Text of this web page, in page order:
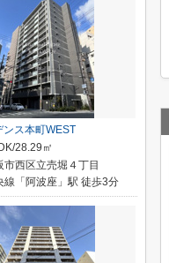
ンス本町WEST
28.29㎡
市西区立売堀４丁目
線「阿波座」駅 徒歩3分